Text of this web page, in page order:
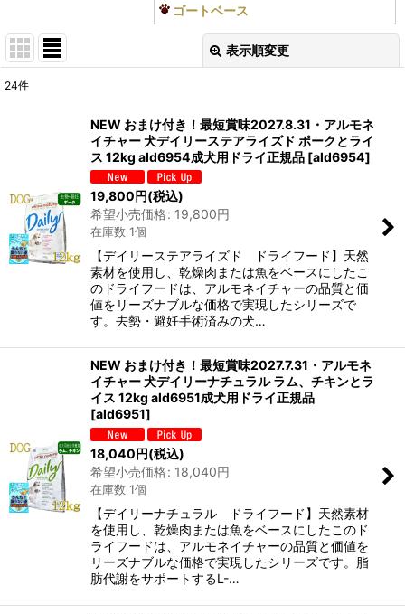
ゴートベース
表示順変更
24件
NEW おまけ付き！最短賞味2027.8.31・アルモネ
イチャー 犬デイリーステアライズド ポークとライ
ス 12kg ald6954成犬用ドライ正規品 [ald6954]
19,800 円(税込)
希望小売価格: 19,800円
在庫数 1個
【デイリーステアライズド ドライフード】天然
素材を使用し、乾燥肉または魚をベースにしたこ
のドライフードは、アルモネイチャーの品質と価
値をリーズナブルな価格で実現したシリーズで
す。去勢・避妊手術済みの犬…
NEW おまけ付き！最短賞味2027.7.31・アルモネ
イチャー 犬デイリーナチュラル ラム、チキンとラ
イス 12kg ald6951成犬用ドライ正規品
[ald6951]
18,040円(税込)
希望小売価格: 18,040円
在庫数 1個
【デイリーナチュラル ドライフード】天然素材
を使用し、乾燥肉または魚をベースにしたこのド
ライフードは、アルモネイチャーの品質と価値を
リーズナブルな価格で実現したシリーズです。脂
肪代謝をサポートするL-…